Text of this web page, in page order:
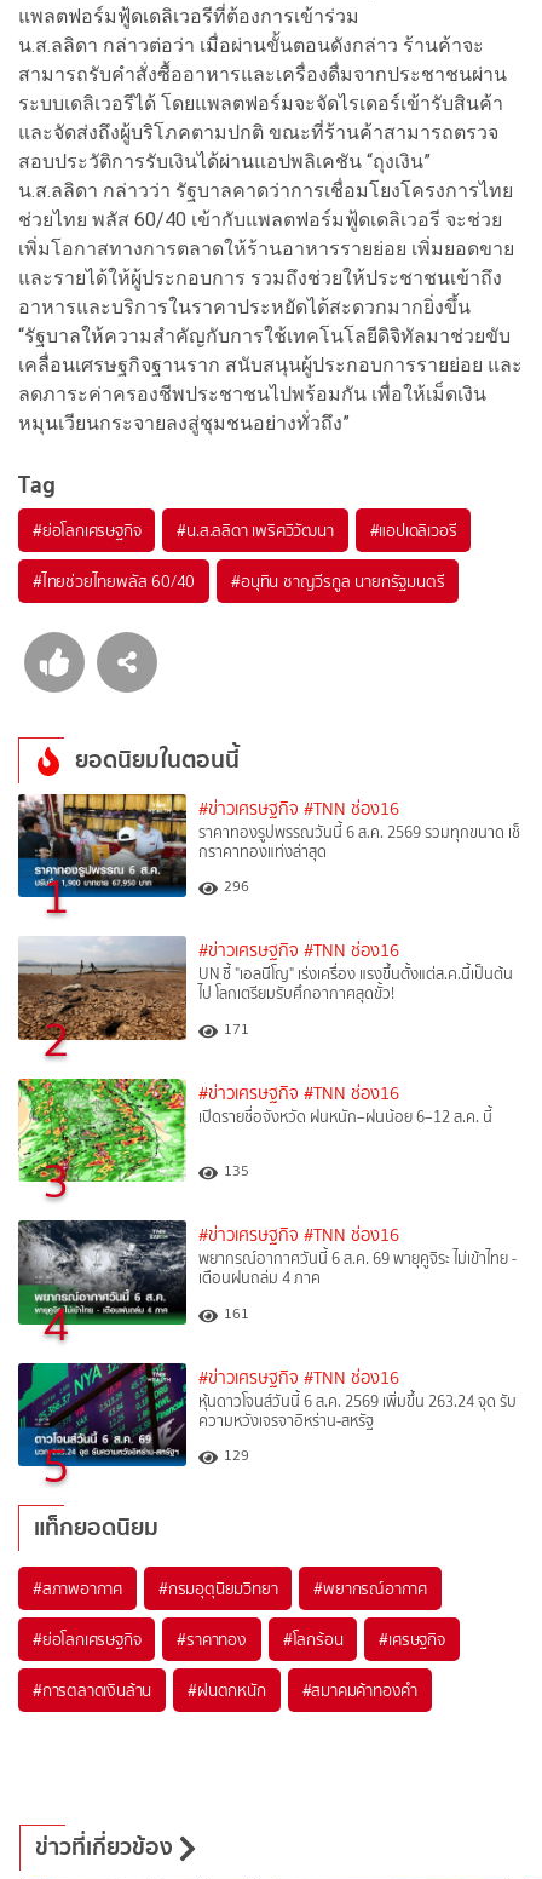
แพลตฟอร์มฟู้ดเดลิเวอรีที่ต้องการเข้าร่วม
น.ส.ลลิดา กล่าวต่อว่า เมื่อผ่านขั้นตอนดังกล่าว ร้านค้าจะ
สามารถรับคำสั่งซื้ออาหารและเครื่องดื่มจากประชาชนผ่าน
ระบบเดลิเวอรีได้ โดยแพลตฟอร์มจะจัดไรเดอร์เข้ารับสินค้า
และจัดส่งถึงผู้บริโภคตามปกติ ขณะที่ร้านค้าสามารถตรวจ
สอบประวัติการรับเงินได้ผ่านแอปพลิเคชัน “ถุงเงิน”
น.ส.ลลิดา กล่าวว่า รัฐบาลคาดว่าการเชื่อมโยงโครงการไทย
ช่วยไทย พลัส 60/40 เข้ากับแพลตฟอร์มฟู้ดเดลิเวอรี จะช่วย
เพิ่มโอกาสทางการตลาดให้ร้านอาหารรายย่อย เพิ่มยอดขาย
และรายได้ให้ผู้ประกอบการ รวมถึงช่วยให้ประชาชนเข้าถึง
อาหารและบริการในราคาประหยัดได้สะดวกมากยิ่งขึ้น
“รัฐบาลให้ความสำคัญกับการใช้เทคโนโลยีดิจิทัลมาช่วยขับ
เคลื่อนเศรษฐกิจฐานราก สนับสนุนผู้ประกอบการรายย่อย และ
ลดภาระค่าครองชีพประชาชนไปพร้อมกัน เพื่อให้เม็ดเงิน
หมุนเวียนกระจายลงสู่ชุมชนอย่างทั่วถึง”
Tag
#ย่อโลกเศรษฐกิจ #น.ส.ลลิดา เพริศวิวัฒนา #แอปเดลิเวอรี
#ไทยช่วยไทยพลัส 60/40 #อนุทิน ชาญวีรกูล นายกรัฐมนตรี
ยอดนิยมในตอนนี้
1
#ข่าวเศรษฐกิจ #TNN ช่อง16
ราคาทองรูปพรรณวันนี้ 6 ส.ค. 2569 รวมทุกขนาด เช็
กราคาทองแท่งล่าสุด
296
2
#ข่าวเศรษฐกิจ #TNN ช่อง16
UN ชี้ "เอลนีโญ" เร่งเครื่อง แรงขึ้นตั้งแต่ส.ค.นี้เป็นต้น
ไป โลกเตรียมรับศึกอากาศสุดขั้ว!
171
3
#ข่าวเศรษฐกิจ #TNN ช่อง16
เปิดรายชื่อจังหวัด ฝนหนัก–ฝนน้อย 6–12 ส.ค. นี้
135
4
#ข่าวเศรษฐกิจ #TNN ช่อง16
พยากรณ์อากาศวันนี้ 6 ส.ค. 69 พายุคูจิระ ไม่เข้าไทย -
เตือนฝนถล่ม 4 ภาค
161
5
#ข่าวเศรษฐกิจ #TNN ช่อง16
หุ้นดาวโจนส์วันนี้ 6 ส.ค. 2569 เพิ่มขึ้น 263.24 จุด รับ
ความหวังเจรจาอิหร่าน-สหรัฐ
129
แท็กยอดนิยม
#สภาพอากาศ #กรมอุตุนิยมวิทยา #พยากรณ์อากาศ
#ย่อโลกเศรษฐกิจ #ราคาทอง #โลกร้อน #เศรษฐกิจ
#การตลาดเงินล้าน #ฝนตกหนัก #สมาคมค้าทองคำ
ข่าวที่เกี่ยวข้อง